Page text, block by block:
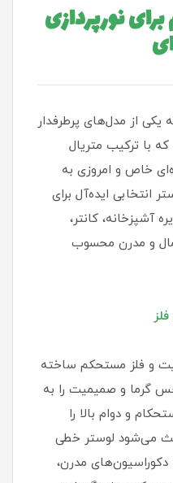
نورپردازی
چوب و فلز ۶ شعله یکی از مدل‌های پرطرفدار
با ترکیب متریال
خاص و امروزی به
انتخابی ایده‌آل برای
آشپزخانه، کانتر،
و مدرن محسوب
و فلز مستحکم ساخته
گرما و صمیمیت را به
و دوام بالا را
می‌شود لوستر خطی
با دکوراسیون‌های مدرن،